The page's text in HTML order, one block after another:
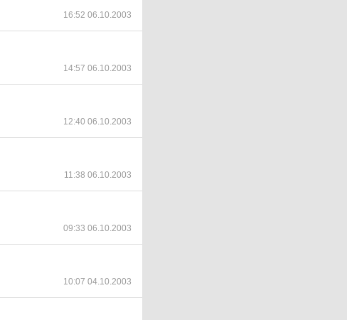
16:52 06.10.2003
14:57 06.10.2003
12:40 06.10.2003
11:38 06.10.2003
09:33 06.10.2003
10:07 04.10.2003